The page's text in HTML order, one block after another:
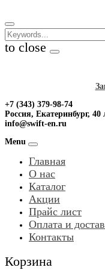
to
content
to close
+7 (343) 379-98-74
Россия, Екатеринбург,
info@swift-en.ru
Menu
Главная
О нас
Каталог
Акции
Прайс лист
Оплата и
Контакты
Корзина